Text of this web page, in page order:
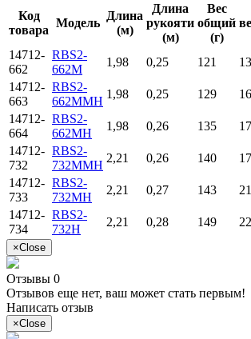
Код
товара
Модель
Длина
(м)
Длина
рукояти
(м)
Вес
общий
(г)
14712-
662
RBS2-
662M
1,98 0,25 121 13
14712-
663
RBS2-
662MMH
1,98 0,25 129 16
14712-
664
RBS2-
662MH
1,98 0,26 135 17
14712-
732
RBS2-
732MMH
2,21 0,26 140 17
14712-
733
RBS2-
732MH
2,21 0,27 143 21
14712-
734
RBS2-
732H
2,21 0,28 149 22
×Close
Отзывы 0
Отзывов еще нет, ваш может стать первым!
Написать отзыв
×Close